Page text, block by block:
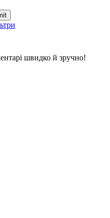
швидко й зручно!